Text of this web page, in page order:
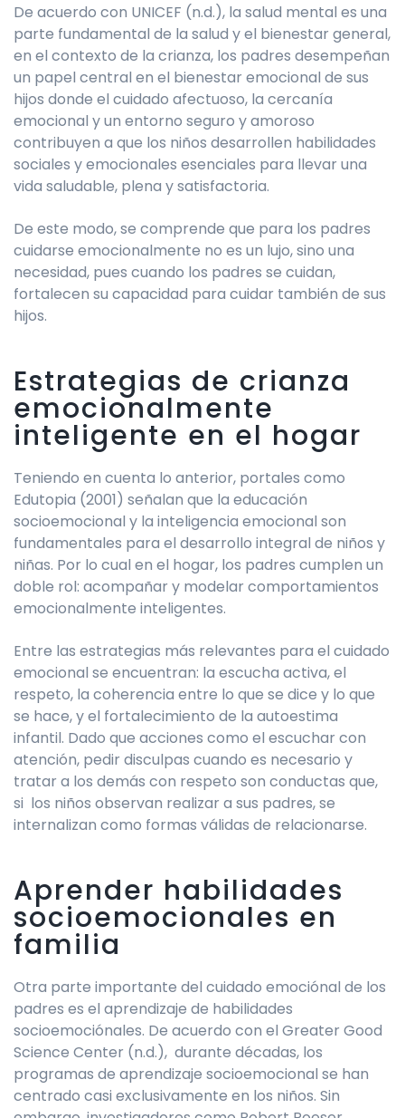
De acuerdo con UNICEF (n.d.), la salud mental es una
parte fundamental de la salud y el bienestar general,
en el contexto de la crianza, los padres desempeñan
un papel central en el bienestar emocional de sus
hijos donde el cuidado afectuoso, la cercanía
emocional y un entorno seguro y amoroso
contribuyen a que los niños desarrollen habilidades
sociales y emocionales esenciales para llevar una
vida saludable, plena y satisfactoria.
De este modo, se comprende que para los padres
cuidarse emocionalmente no es un lujo, sino una
necesidad, pues cuando los padres se cuidan,
fortalecen su capacidad para cuidar también de sus
hijos.
Estrategias de crianza
emocionalmente
inteligente en el hogar
Teniendo en cuenta lo anterior, portales como
Edutopia (2001) señalan que la educación
socioemocional y la inteligencia emocional son
fundamentales para el desarrollo integral de niños y
niñas. Por lo cual en el hogar, los padres cumplen un
doble rol: acompañar y modelar comportamientos
emocionalmente inteligentes.
Entre las estrategias más relevantes para el cuidado
emocional se encuentran: la escucha activa, el
respeto, la coherencia entre lo que se dice y lo que
se hace, y el fortalecimiento de la autoestima
infantil. Dado que acciones como el escuchar con
atención, pedir disculpas cuando es necesario y
tratar a los demás con respeto son conductas que,
si los niños observan realizar a sus padres, se
internalizan como formas válidas de relacionarse.
Aprender habilidades
socioemocionales en
familia
Otra parte importante del cuidado emociónal de los
padres es el aprendizaje de habilidades
socioemociónales. De acuerdo con el Greater Good
Science Center (n.d.), durante décadas, los
programas de aprendizaje socioemocional se han
centrado casi exclusivamente en los niños. Sin